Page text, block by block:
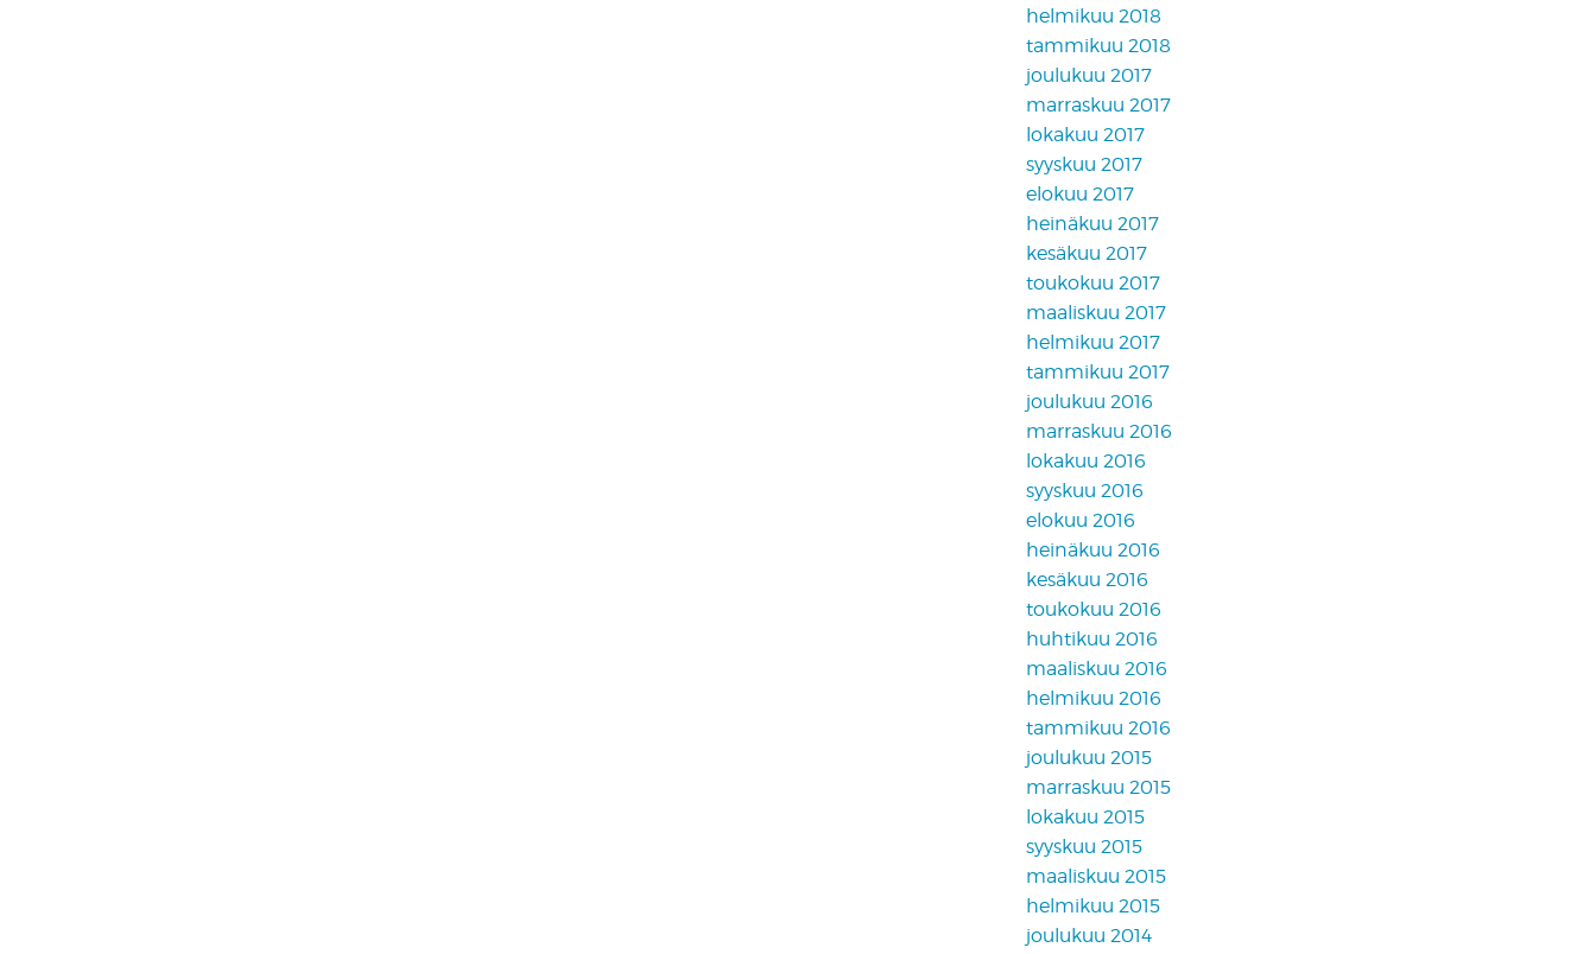
helmikuu 2018
tammikuu 2018
joulukuu 2017
marraskuu 2017
lokakuu 2017
syyskuu 2017
elokuu 2017
heinäkuu 2017
kesäkuu 2017
toukokuu 2017
maaliskuu 2017
helmikuu 2017
tammikuu 2017
joulukuu 2016
marraskuu 2016
lokakuu 2016
syyskuu 2016
elokuu 2016
heinäkuu 2016
kesäkuu 2016
toukokuu 2016
huhtikuu 2016
maaliskuu 2016
helmikuu 2016
tammikuu 2016
joulukuu 2015
marraskuu 2015
lokakuu 2015
syyskuu 2015
maaliskuu 2015
helmikuu 2015
joulukuu 2014